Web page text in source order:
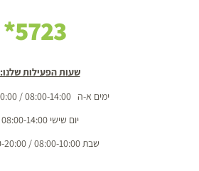
5723*
שעות הפעילות שלנו:
ימים א-ה 08:00-14:00 / 18:00-20:00
יום שישי 08:00-14:00
שבת 08:00-10:00 / 18:00-20:00